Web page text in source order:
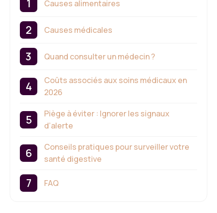
Causes alimentaires
Causes médicales
Quand consulter un médecin ?
Coûts associés aux soins médicaux en
2026
Piège à éviter : Ignorer les signaux
d’alerte
Conseils pratiques pour surveiller votre
santé digestive
FAQ